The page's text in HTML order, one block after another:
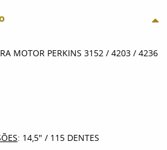
MOTOR PERKINS 3152 / 4203 / 4236
: 14,5" / 115 DENTES